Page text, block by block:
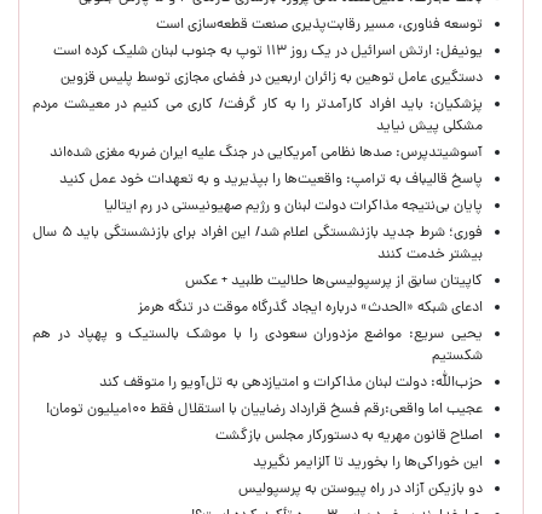
توسعه فناوری، مسیر رقابت‌پذیری صنعت قطعه‌سازی است
یونیفل: ارتش اسرائیل در یک روز ۱۱۳ توپ به جنوب لبنان شلیک کرده است
دستگیری عامل توهین به زائران اربعین در فضای مجازی توسط پلیس قزوین
پزشکیان: باید افراد کارآمدتر را به کار گرفت/ کاری می کنیم در معیشت مردم
مشکلی پیش نیاید
آسوشیتدپرس: صدها نظامی آمریکایی در جنگ علیه ایران ضربه مغزی شده‌اند
پاسخ قالیباف به ترامپ: واقعیت‌ها را بپذیرید و به تعهدات خود عمل کنید
پایان بی‌نتیجه مذاکرات دولت لبنان و رژیم صهیونیستی در رم ایتالیا
فوری؛ شرط جدید بازنشستگی اعلام شد/ این افراد برای بازنشستگی باید ۵ سال
بیشتر خدمت کنند
کاپیتان سابق از پرسپولیسی‌ها حلالیت طلبید + عکس
ادعای شبکه «الحدث» درباره ایجاد گذرگاه موقت در تنگه هرمز
یحیی سریع: مواضع مزدوران سعودی را با موشک بالستیک و پهپاد در هم
شکستیم
حزب‌الله: دولت لبنان مذاکرات و امتیازدهی به تل‌آویو را متوقف کند
عجیب اما واقعی:رقم فسخ قرارداد رضاییان با استقلال فقط ۱۰۰میلیون تومان!
اصلاح قانون مهریه به دستورکار مجلس بازگشت
این خوراکی‌ها را بخورید تا آلزایمر نگیرید
دو بازیکن آزاد در راه پیوستن به پرسپولیس